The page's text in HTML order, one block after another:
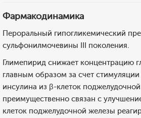
Фармакодинамика
Пероральный гипогликемический
сульфонилмочевины III поколения.
Глимепирид снижает концентрацию
главным образом за счет
инсулина из β-клеток
преимущественно связан с
клеток поджелудочной железы